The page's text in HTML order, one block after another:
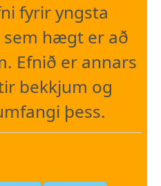
fyrir yngsta
hægt er að
Efnið er annars
bekkjum og
þess.